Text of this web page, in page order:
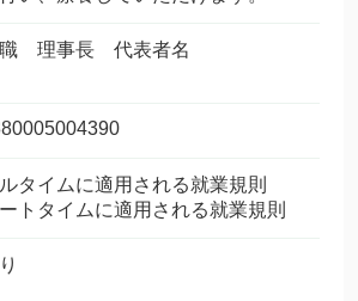
理事長 代表者名
タイムに適用される就業規則
トタイムに適用される就業規則